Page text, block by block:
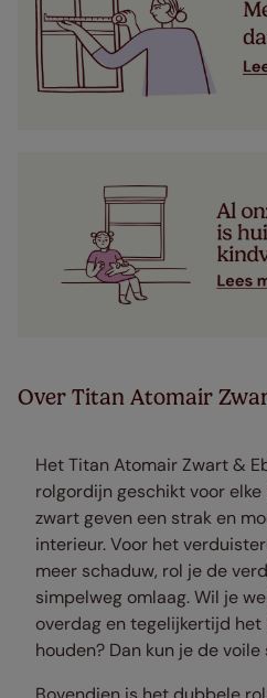
Over Titan Atomair
Het Titan Atomair Zwart &
rolgordijn geschikt voor
zwart geven een strak en
interieur. Voor het
meer schaduw, rol je de
simpelweg omlaag. Wil je
overdag en tegelijkertijd
houden? Dan kun je de